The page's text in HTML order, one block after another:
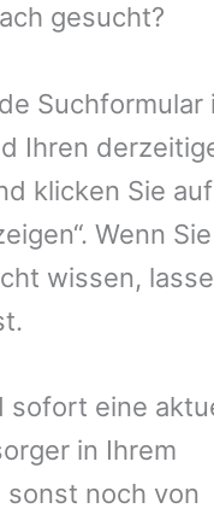
gesucht?
Suchformular
Ihren
klicken Sie auf
Wenn Sie
wissen,
sofort eine
in Ihrem
noch von